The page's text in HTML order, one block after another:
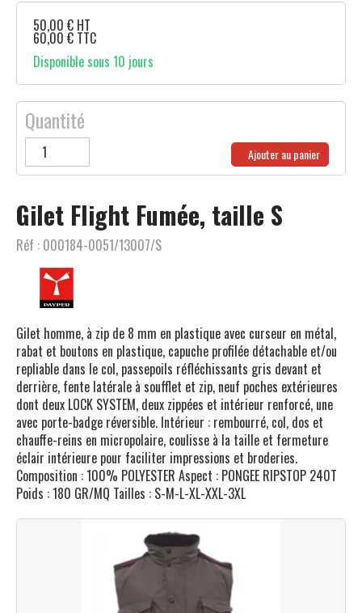
Gilet Flight Fumée, taille S
Réf : 000184-0051/13007/S
Gilet homme, à zip de 8 mm en plastique avec curseur en métal,
rabat et boutons en plastique, capuche profilée détachable et/ou
repliable dans le col, passepoils réfléchissants gris devant et
derrière, fente latérale à soufflet et zip, neuf poches extérieures
dont deux LOCK SYSTEM, deux zippées et intérieur renforcé, une
avec porte-badge réversible. Intérieur : rembourré, col, dos et
chauffe-reins en micropolaire, coulisse à la taille et fermeture
éclair intérieure pour faciliter impressions et broderies.
Composition : 100% POLYESTER Aspect : PONGEE RIPSTOP 240T
Poids : 180 GR/MQ Tailles : S-M-L-XL-XXL-3XL
50,00 € HT
60,00 € TTC
Disponible sous 10 jours
Quantité
Ajouter au panier